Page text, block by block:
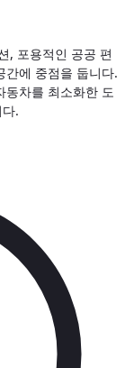
, 포용적인 공공 편
간에 중점을 둡니다.
동차를 최소화한 도
.